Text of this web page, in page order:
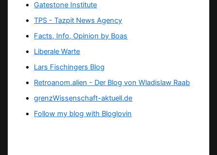
Gatestone Institute
TPS -Tazpit News Agency
Facts, Info, Opinion by Boas
Liberale Warte
Lars Fischingers Blog
Retroanom.alien - Der Blog von Wladislaw Raab
grenzWissenschaft-aktuell.de
Follow my blog with Bloglovin